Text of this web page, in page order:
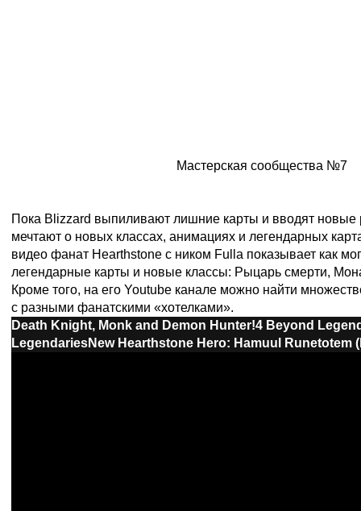
Мастерская сообщества №7
Пока Blizzard выпиливают лишние карты и вводят
мечтают о новых классах, анимациях и легендарных
видео фанат Hearthstone с ником Fulla показывает как
легендарные карты и новые классы: Рыцарь смерти,
Кроме того, на его Youtube канале можно найти
с разными фанатскими «хотелками».
Death Knight, Monk and Demon Hunter!4 Beyond
LegendariesNew Hearthstone Hero: Hamuul Runetotem